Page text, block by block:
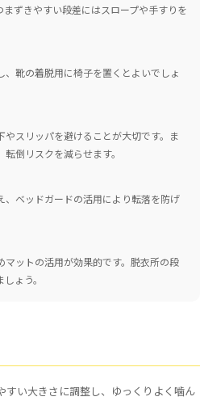
ずきやすい段差にはスロープや手すりを
靴の着脱用に椅子を置くとよいでしょ
スリッパを避けることが大切です。ま
倒リスクを減らせます。
、ベッドガードの活用により転落を防げ
ットの活用が効果的です。脱衣所の段
ょう。
すい大きさに調整し、ゆっくりよく噛ん